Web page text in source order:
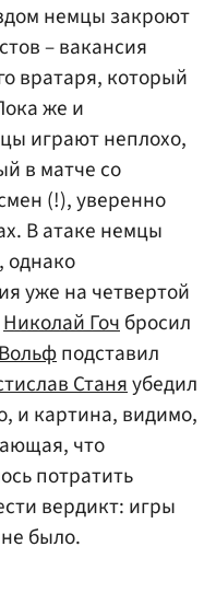
немцы закроют
– вакансия
вратаря, который
же и
играют неплохо,
в матче со
(!), уверенно
В атаке немцы
однако
уже на четвертой
Николай Гочбросил
подставил
Станяубедил
и картина, видимо,
что
потратить
вердикт: игры
было.